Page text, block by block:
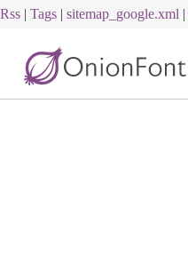
Rss | Tags | sitemap_google.xml |